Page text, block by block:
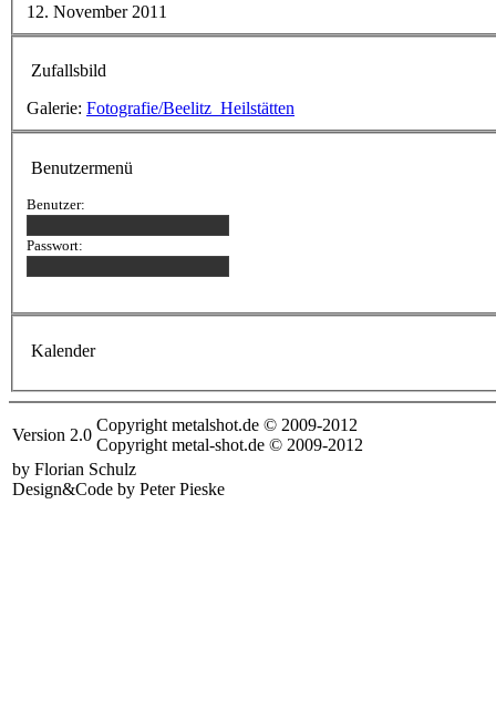
12. November 2011
Zufallsbild
Galerie: Fotografie/Beelitz_Heilstätten
Benutzermenü
Benutzer:
Passwort:
Kalender
Version 2.0
Copyright metalshot.de © 2009-2012
Copyright metal-shot.de © 2009-2012
by Florian Schulz
Design&Code by Peter Pieske